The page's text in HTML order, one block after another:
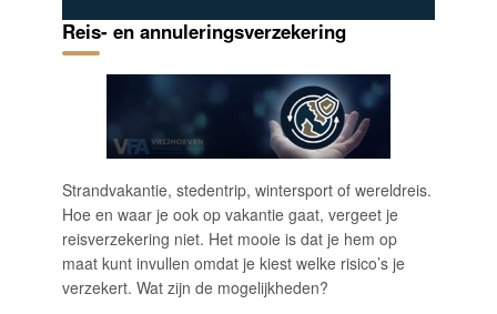
Reis- en annuleringsverzekering
Strandvakantie, stedentrip, wintersport of wereldreis.
Hoe en waar je ook op vakantie gaat, vergeet je
reisverzekering niet. Het mooie is dat je hem op
maat kunt invullen omdat je kiest welke risico’s je
verzekert. Wat zijn de mogelijkheden?